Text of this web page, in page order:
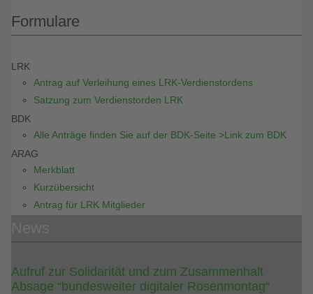
Formulare
LRK
Antrag auf Verleihung eines LRK-Verdienstordens
Satzung zum Verdienstorden LRK
BDK
Alle Anträge finden Sie auf der BDK-Seite >Link zum BDK
ARAG
Merkblatt
Kurzübersicht
Antrag für LRK Mitglieder
Aufruf zur Solidarität und zum Zusammenhalt
Absage “bundesweiter digitaler Rosenmontag“